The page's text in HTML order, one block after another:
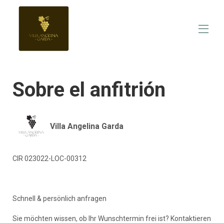
Descripción general
Hacer
opiniones
Sobre el anfitrión
Villa Angelina Garda
CIR 023022-LOC-00312
Schnell & persönlich anfragen
Sie möchten wissen, ob Ihr Wunschtermin frei ist? Kontaktieren